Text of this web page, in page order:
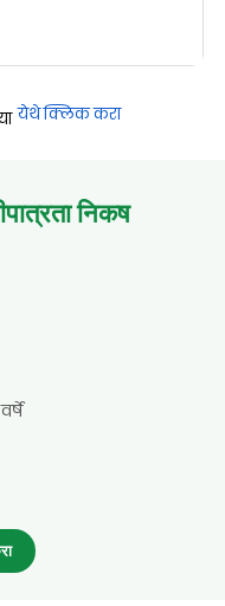
येथे क्लिक करा
पात्रता निकष